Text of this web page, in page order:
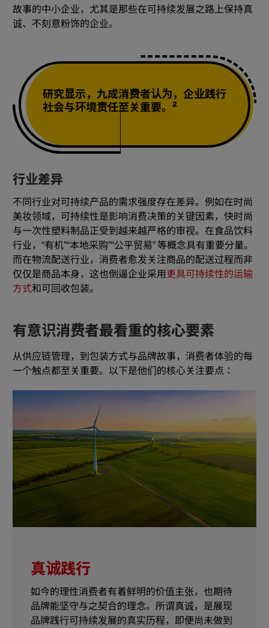
故事的中小企业，尤其是那些在可持续发展之路上保持真
诚、不刻意粉饰的企业。
研究显示，九成消费者认为，企业践行
社会与环境责任至关重要。
2
行业差异
不同行业对可持续产品的需求强度存在差异。例如在时尚
美妆领域，可持续性是影响消费决策的关键因素，快时尚
与一次性塑料制品正受到越来越严格的审视。在食品饮料
行业，“有机”“本地采购”“公平贸易” 等概念具有重要分量。
而在物流配送行业，消费者愈发关注商品的配送过程而非
仅仅是商品本身，这也倒逼企业采用 更具可持续性的运输
方式和可回收包装。
有意识消费者最看重的核心要素
从供应链管理，到包装方式与品牌故事，消费者体验的每
一个触点都至关重要。以下是他们的核心关注要点：
真诚践行
如今的理性消费者有着鲜明的价值主张，也期待
品牌能坚守与之契合的理念。所谓真诚，是展现
品牌践行可持续发展的真实历程，即便尚未做到